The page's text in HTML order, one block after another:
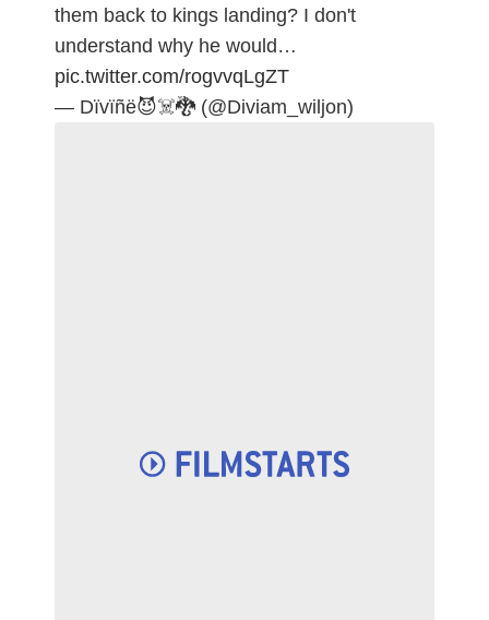
them back to kings landing? I don't
understand why he would…
pic.twitter.com/rogvvqLgZT
— Dïvïñë😈☠️🐉 (@Diviam_wiljon)